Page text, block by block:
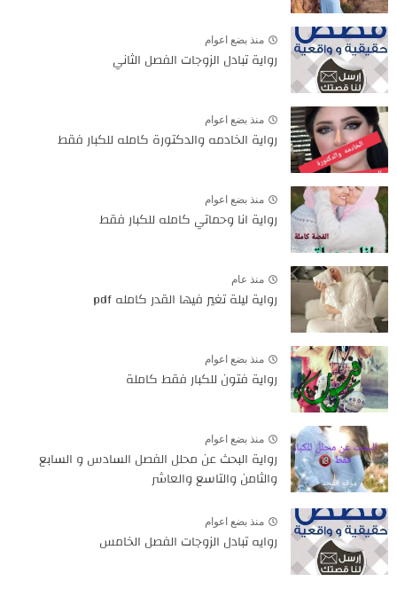
منذ بضع اعوام
رواية تبادل الزوجات الفصل الثاني
منذ بضع اعوام
رواية الخادمه والدكتورة كامله للكبار فقط
منذ بضع اعوام
رواية انا وحماتي كامله للكبار فقط
منذ عام
رواية ليلة تغير فيها القدر كامله pdf
منذ بضع اعوام
رواية فتون للكبار فقط كاملة
منذ بضع اعوام
رواية البحث عن محلل الفصل السادس و السابع
والثامن والتاسع والعاشر
منذ بضع اعوام
روايه تبادل الزوجات الفصل الخامس